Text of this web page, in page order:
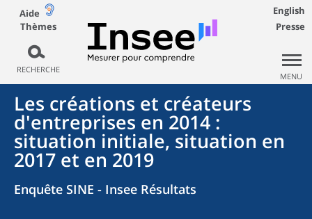
Aide
Thèmes
RECHERCHE
English
Presse
MENU
Les créations et créateurs
d'entreprises en 2014 :
situation initiale, situation en
2017 et en 2019
Enquête SINE - Insee Résultats